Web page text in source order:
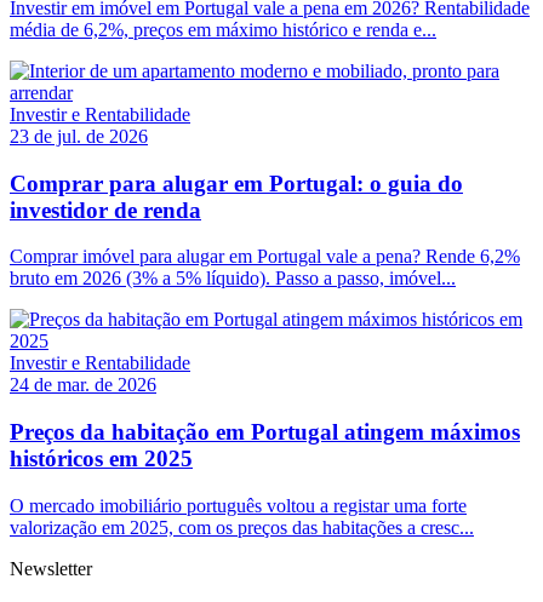
Investir em imóvel em Portugal vale a pena em 2026? Rentabilidade
média de 6,2%, preços em máximo histórico e renda e...
Investir e Rentabilidade
23 de jul. de 2026
Comprar para alugar em Portugal: o guia do
investidor de renda
Comprar imóvel para alugar em Portugal vale a pena? Rende 6,2%
bruto em 2026 (3% a 5% líquido). Passo a passo, imóvel...
Investir e Rentabilidade
24 de mar. de 2026
Preços da habitação em Portugal atingem máximos
históricos em 2025
O mercado imobiliário português voltou a registar uma forte
valorização em 2025, com os preços das habitações a cresc...
Newsletter